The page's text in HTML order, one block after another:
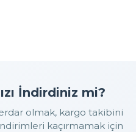
İndirdiniz mi?
olmak, kargo takibini
kaçırmamak için